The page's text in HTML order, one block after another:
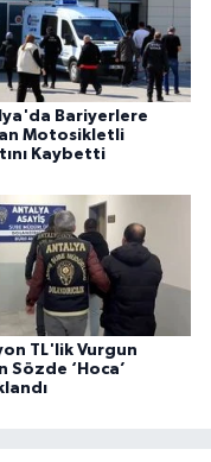
Bariyerlere
Motosikletli
Kaybetti
TL'lik Vurgun
Sözde ‘Hoca’